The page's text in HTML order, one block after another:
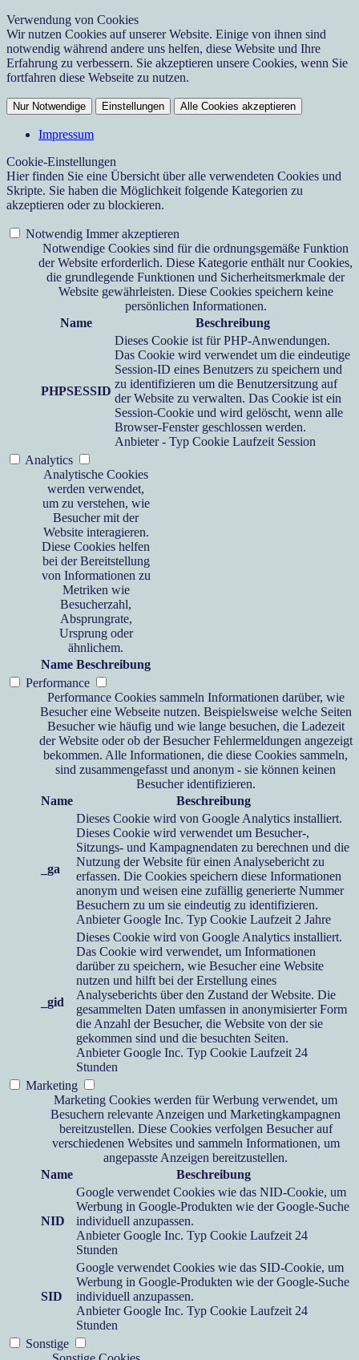
Verwendung von Cookies
Wir nutzen Cookies auf unserer Website. Einige von ihnen sind
notwendig während andere uns helfen, diese Website und Ihre
Erfahrung zu verbessern. Sie akzeptieren unsere Cookies, wenn Sie
fortfahren diese Webseite zu nutzen.
Nur Notwendige Einstellungen Alle Cookies akzeptieren
Impressum
Cookie-Einstellungen
Hier finden Sie eine Übersicht über alle verwendeten Cookies und
Skripte. Sie haben die Möglichkeit folgende Kategorien zu
akzeptieren oder zu blockieren.
Notwendig Immer akzeptieren
Notwendige Cookies sind für die ordnungsgemäße Funktion
der Website erforderlich. Diese Kategorie enthält nur Cookies,
die grundlegende Funktionen und Sicherheitsmerkmale der
Website gewährleisten. Diese Cookies speichern keine
persönlichen Informationen.
Name
Beschreibung
PHPSESSID
Dieses Cookie ist für PHP-Anwendungen.
Das Cookie wird verwendet um die eindeutige
Session-ID eines Benutzers zu speichern und
zu identifizieren um die Benutzersitzung auf
der Website zu verwalten. Das Cookie ist ein
Session-Cookie und wird gelöscht, wenn alle
Browser-Fenster geschlossen werden.
Anbieter - Typ Cookie Laufzeit Session
Analytics
Analytische Cookies
werden verwendet,
um zu verstehen, wie
Besucher mit der
Website interagieren.
Diese Cookies helfen
bei der Bereitstellung
von Informationen zu
Metriken wie
Besucherzahl,
Absprungrate,
Ursprung oder
ähnlichem.
Name Beschreibung
Performance
Performance Cookies sammeln Informationen darüber, wie
Besucher eine Webseite nutzen. Beispielsweise welche Seiten
Besucher wie häufig und wie lange besuchen, die Ladezeit
der Website oder ob der Besucher Fehlermeldungen angezeigt
bekommen. Alle Informationen, die diese Cookies sammeln,
sind zusammengefasst und anonym - sie können keinen
Besucher identifizieren.
Name
Beschreibung
_ga
Dieses Cookie wird von Google Analytics installiert.
Dieses Cookie wird verwendet um Besucher-,
Sitzungs- und Kampagnendaten zu berechnen und die
Nutzung der Website für einen Analysebericht zu
erfassen. Die Cookies speichern diese Informationen
anonym und weisen eine zufällig generierte Nummer
Besuchern zu um sie eindeutig zu identifizieren.
Anbieter Google Inc. Typ Cookie Laufzeit 2 Jahre
_gid
Dieses Cookie wird von Google Analytics installiert.
Das Cookie wird verwendet, um Informationen
darüber zu speichern, wie Besucher eine Website
nutzen und hilft bei der Erstellung eines
Analyseberichts über den Zustand der Website. Die
gesammelten Daten umfassen in anonymisierter Form
die Anzahl der Besucher, die Website von der sie
gekommen sind und die besuchten Seiten.
Anbieter Google Inc. Typ Cookie Laufzeit 24
Stunden
Marketing
Marketing Cookies werden für Werbung verwendet, um
Besuchern relevante Anzeigen und Marketingkampagnen
bereitzustellen. Diese Cookies verfolgen Besucher auf
verschiedenen Websites und sammeln Informationen, um
angepasste Anzeigen bereitzustellen.
Name
Beschreibung
NID
Google verwendet Cookies wie das NID-Cookie, um
Werbung in Google-Produkten wie der Google-Suche
individuell anzupassen.
Anbieter Google Inc. Typ Cookie Laufzeit 24
Stunden
SID
Google verwendet Cookies wie das SID-Cookie, um
Werbung in Google-Produkten wie der Google-Suche
individuell anzupassen.
Anbieter Google Inc. Typ Cookie Laufzeit 24
Stunden
Sonstige